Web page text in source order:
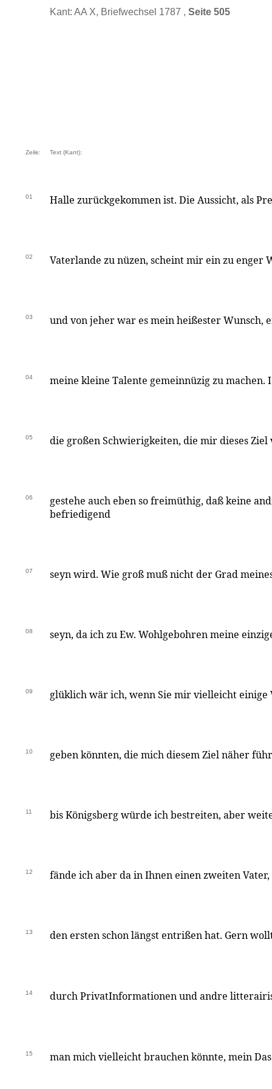
Kant: AA X, Briefwechsel 1787 , Seite 505
Zeile: Text (Kant):
01 Halle zurückgekommen ist. Die Aussicht, als
02 Vaterlande zu nüzen, scheint mir ein zu enger
03 und von jeher war es mein heißester Wunsch,
04 meine kleine Talente gemeinnüzig zu machen.
05 die großen Schwierigkeiten, die mir dieses
06
gestehe auch eben so freimüthig, daß keine
befriedigend
07 seyn wird. Wie groß muß nicht der Grad
08 seyn, da ich zu Ew. Wohlgebohren meine
09 glüklich wär ich, wenn Sie mir vielleicht einige
10 geben könnten, die mich diesem Ziel näher
11 bis Königsberg würde ich bestreiten, aber
12 fände ich aber da in Ihnen einen zweiten
13 den ersten schon längst entrißen hat. Gern
14 durch PrivatInformationen und andre
15 man mich vielleicht brauchen könnte, mein